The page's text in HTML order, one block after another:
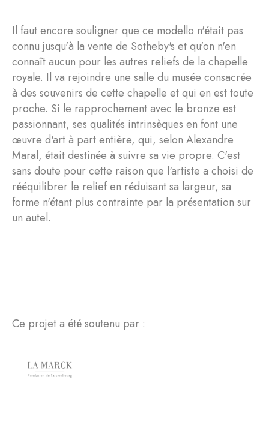
Il faut encore souligner que ce modello n'était pas
connu jusqu'à la vente de Sotheby's et qu'on n'en
connaît aucun pour les autres reliefs de la chapelle
royale. Il va rejoindre une salle du musée consacrée
à des souvenirs de cette chapelle et qui en est toute
proche. Si le rapprochement avec le bronze est
passionnant, ses qualités intrinsèques en font une
œuvre d'art à part entière, qui, selon Alexandre
Maral, était destinée à suivre sa vie propre. C'est
sans doute pour cette raison que l'artiste a choisi de
rééquilibrer le relief en réduisant sa largeur, sa
forme n'étant plus contrainte par la présentation sur
un autel.
Ce projet a été soutenu par :